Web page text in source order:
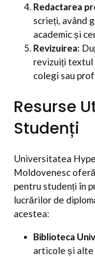
Redactarea
scrieți, având
academic și
Revizuirea:
revizuiți textul
colegi sau
Resurse
Studenți
Universitatea
Moldovenesc
pentru studenți în
lucrărilor de
acestea:
Biblioteca
articole și alte